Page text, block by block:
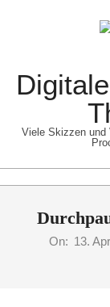
Viele Skizzen und
Navigation
On: 13.